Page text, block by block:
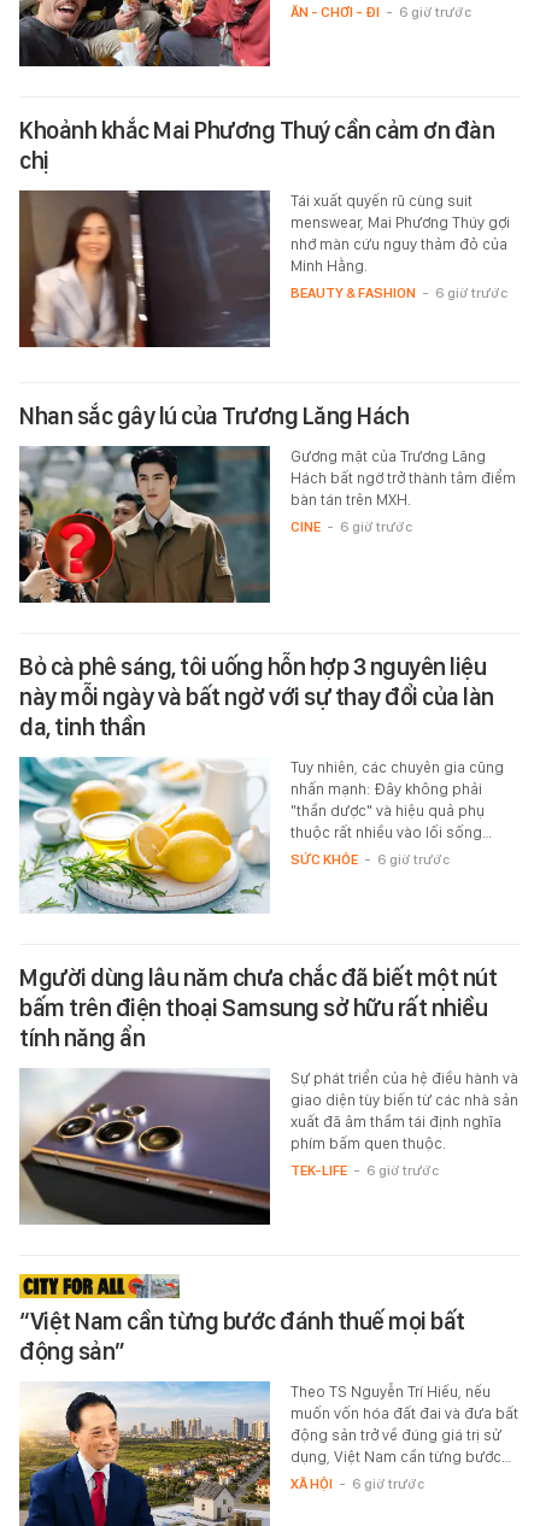
ĂN - CHƠI - ĐI - 6 giờ trước
Khoảnh khắc Mai Phương Thuý cần cảm ơn đàn
chị
Tái xuất quyến rũ cùng suit
menswear, Mai Phương Thúy gợi
nhớ màn cứu nguy thảm đỏ của
Minh Hằng.
BEAUTY & FASHION - 6 giờ trước
Nhan sắc gây lú của Trương Lăng Hách
Gương mặt của Trương Lăng
Hách bất ngờ trở thành tâm điểm
bàn tán trên MXH.
CINE - 6 giờ trước
Bỏ cà phê sáng, tôi uống hỗn hợp 3 nguyên liệu
này mỗi ngày và bất ngờ với sự thay đổi của làn
da, tinh thần
Tuy nhiên, các chuyên gia cũng
nhấn mạnh: Đây không phải
"thần dược" và hiệu quả phụ
thuộc rất nhiều vào lối sống…
SỨC KHỎE - 6 giờ trước
Mgười dùng lâu năm chưa chắc đã biết một nút
bấm trên điện thoại Samsung sở hữu rất nhiều
tính năng ẩn
Sự phát triển của hệ điều hành và
giao diện tùy biến từ các nhà sản
xuất đã âm thầm tái định nghĩa
phím bấm quen thuộc.
TEK-LIFE - 6 giờ trước
“Việt Nam cần từng bước đánh thuế mọi bất
động sản”
Theo TS Nguyễn Trí Hiếu, nếu
muốn vốn hóa đất đai và đưa bất
động sản trở về đúng giá trị sử
dụng, Việt Nam cần từng bước…
XÃ HỘI - 6 giờ trước